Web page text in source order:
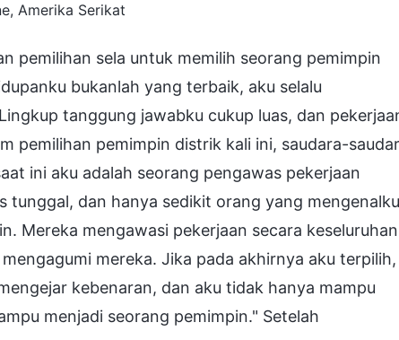
Amerika Serikat
pemilihan sela untuk memilih seorang pemimpin
bukanlah yang terbaik, aku selalu
tanggung jawabku cukup luas, dan
pemilihan pemimpin distrik kali ini, saudara-
ini aku adalah seorang pengawas pekerjaan
tunggal, dan hanya sedikit orang yang
Mereka mengawasi pekerjaan secara
mereka. Jika pada akhirnya aku terpilih,
kebenaran, dan aku tidak hanya mampu
menjadi seorang pemimpin." Setelah